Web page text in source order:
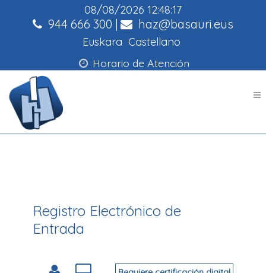
08/08/2026 12:48:17
944 666 300 | haz@basauri.eus
Euskara Castellano
Horario de Atención